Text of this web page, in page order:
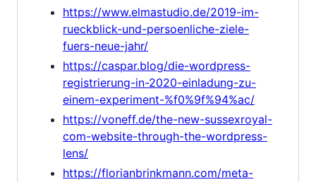
https://www.elmastudio.de/2019-im-
rueckblick-und-persoenliche-ziele-
fuers-neue-jahr/
https://caspar.blog/die-wordpress-
registrierung-in-2020-einladung-zu-
einem-experiment-%f0%9f%94%ac/
https://voneff.de/the-new-sussexroyal-
com-website-through-the-wordpress-
lens/
https://florianbrinkmann.com/meta-